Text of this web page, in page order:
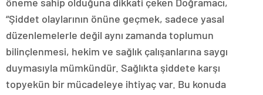
“Şiddet olaylarının önüne geçmek, sadece yasal
düzenlemelerle değil aynı zamanda toplumun
bilinçlenmesi, hekim ve sağlık çalışanlarına saygı
duymasıyla mümkündür. Sağlıkta şiddete karşı
topyekün bir mücadeleye ihtiyaç var. Bu konuda